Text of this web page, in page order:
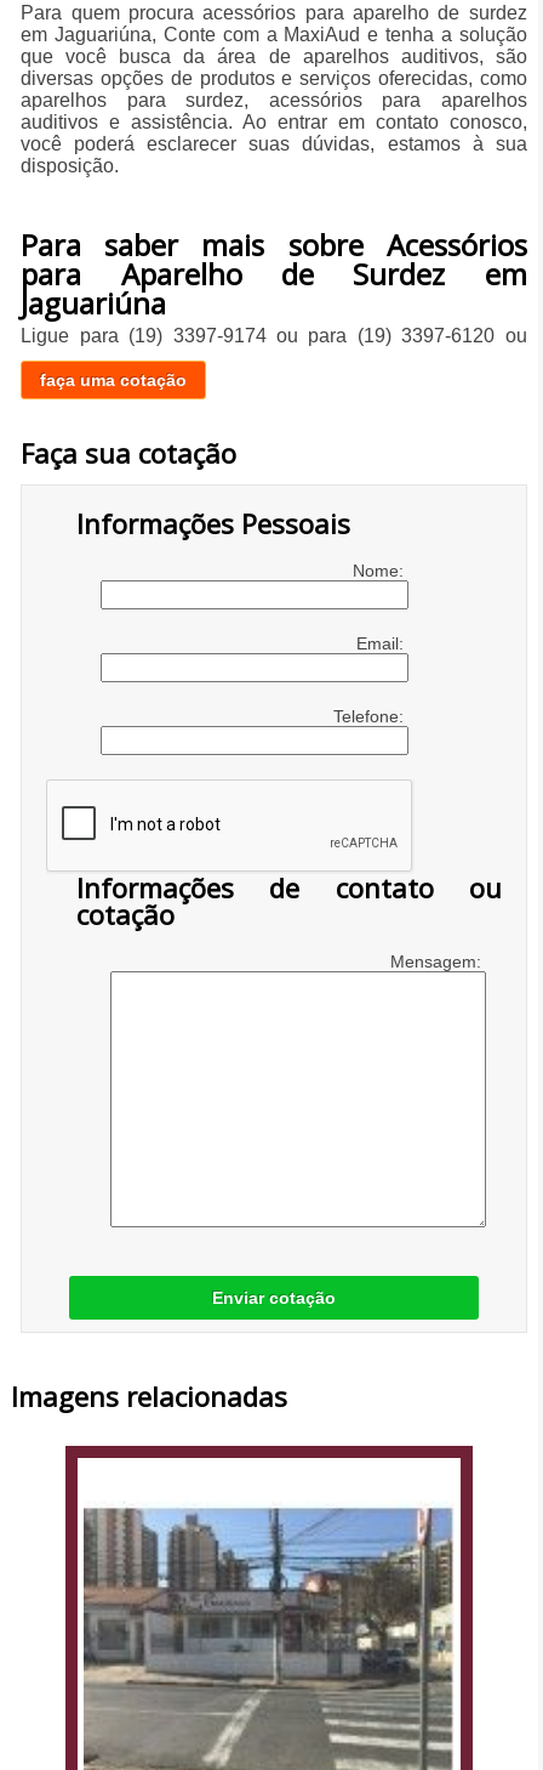
Para quem procura acessórios para aparelho de surdez
em Jaguariúna, Conte com a MaxiAud e tenha a solução
que você busca da área de aparelhos auditivos, são
diversas opções de produtos e serviços oferecidas, como
aparelhos para surdez, acessórios para aparelhos
auditivos e assistência. Ao entrar em contato conosco,
você poderá esclarecer suas dúvidas, estamos à sua
disposição.
Para saber mais sobre Acessórios
para Aparelho de Surdez em
Jaguariúna
Ligue para (19) 3397-9174ou para (19) 3397-6120 ou
faça uma cotação
Faça sua cotação
Informações Pessoais
Nome:
Email:
Telefone:
Informações de contato ou
cotação
Mensagem:
Enviar cotação
Imagens relacionadas